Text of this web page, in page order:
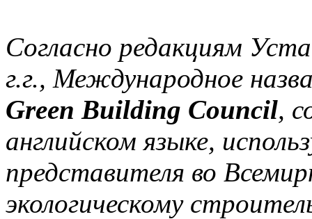
Согласно редакциям
г.г., Международное
Green Building Council,
английском языке,
представителя во
экологическому